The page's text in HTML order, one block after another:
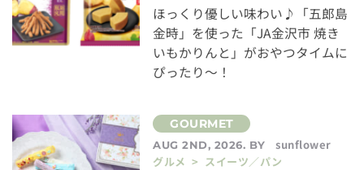
ほっくり優しい味わい♪「五郎島
金時」を使った「JA金沢市 焼き
いもかりんと」がおやつタイムに
ぴったり～！
AUG 2ND, 2026. BY
sunflower
グルメ > スイーツ／パン